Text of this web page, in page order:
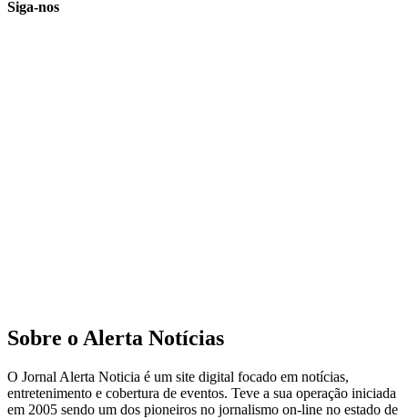
Siga-nos
Sobre o Alerta Notícias
O Jornal Alerta Noticia é um site digital focado em notícias,
entretenimento e cobertura de eventos. Teve a sua operação iniciada
em 2005 sendo um dos pioneiros no jornalismo on-line no estado de